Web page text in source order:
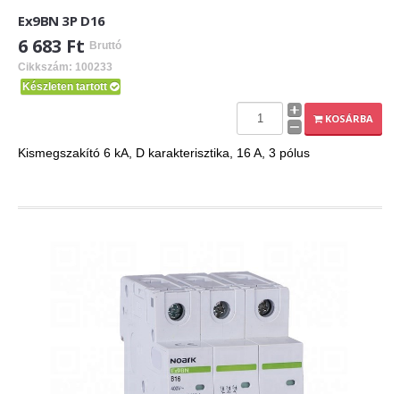
Ex9BN 3P D16
6 683 Ft Bruttó
Cikkszám: 100233
Készleten tartott
KOSÁRBA
Kismegszakító 6 kA, D karakterisztika, 16 A, 3 pólus